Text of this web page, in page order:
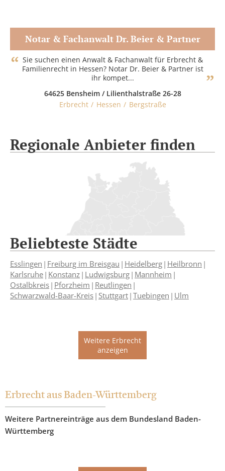
Notar & Fachanwalt Dr. Beier & Partner
Sie suchen einen Anwalt & Fachanwalt für Erbrecht &
Familienrecht in Hessen? Notar Dr. Beier & Partner ist
ihr kompet...
64625 Bensheim / Lilienthalstraße 26-28
Erbrecht
Hessen Bergstraße
Regionale Anbieter finden
Beliebteste Städte
Esslingen Freiburg im Breisgau Heidelberg Heilbronn
Karlsruhe Konstanz Ludwigsburg Mannheim
Ostalbkreis Pforzheim Reutlingen
Schwarzwald-Baar-Kreis Stuttgart Tuebingen Ulm
Weitere Erbrecht
anzeigen
Erbrecht aus Baden-Württemberg
Weitere Partnereinträge aus dem Bundesland Baden-
Württemberg